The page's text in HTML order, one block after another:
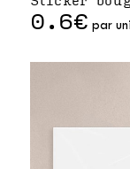
0.6€ par